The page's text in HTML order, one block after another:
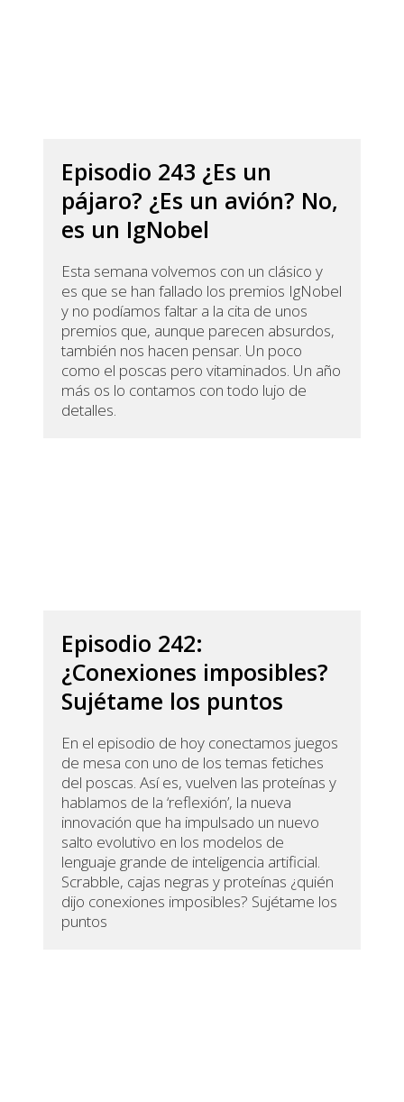
Episodio 243 ¿Es un
pájaro? ¿Es un avión? No,
es un IgNobel
Esta semana volvemos con un clásico y
es que se han fallado los premios IgNobel
y no podíamos faltar a la cita de unos
premios que, aunque parecen absurdos,
también nos hacen pensar. Un poco
como el poscas pero vitaminados. Un año
más os lo contamos con todo lujo de
detalles.
Episodio 242:
¿Conexiones imposibles?
Sujétame los puntos
En el episodio de hoy conectamos juegos
de mesa con uno de los temas fetiches
del poscas. Así es, vuelven las proteínas y
hablamos de la ‘reflexión’, la nueva
innovación que ha impulsado un nuevo
salto evolutivo en los modelos de
lenguaje grande de inteligencia artificial.
Scrabble, cajas negras y proteínas ¿quién
dijo conexiones imposibles? Sujétame los
puntos